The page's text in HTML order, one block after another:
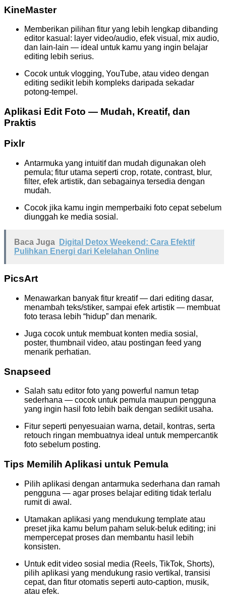
KineMaster
Memberikan pilihan fitur yang lebih lengkap dibanding
editor kasual: layer video/audio, efek visual, mix audio,
dan lain-lain — ideal untuk kamu yang ingin belajar
editing lebih serius.
Cocok untuk vlogging, YouTube, atau video dengan
editing sedikit lebih kompleks daripada sekadar
potong-tempel.
Aplikasi Edit Foto — Mudah, Kreatif, dan
Praktis
Pixlr
Antarmuka yang intuitif dan mudah digunakan oleh
pemula; fitur utama seperti crop, rotate, contrast, blur,
filter, efek artistik, dan sebagainya tersedia dengan
mudah.
Cocok jika kamu ingin memperbaiki foto cepat sebelum
diunggah ke media sosial.
Baca Juga
Digital Detox Weekend: Cara Efektif
Pulihkan Energi dari Kelelahan Online
PicsArt
Menawarkan banyak fitur kreatif — dari editing dasar,
menambah teks/stiker, sampai efek artistik — membuat
foto terasa lebih “hidup” dan menarik.
Juga cocok untuk membuat konten media sosial,
poster, thumbnail video, atau postingan feed yang
menarik perhatian.
Snapseed
Salah satu editor foto yang powerful namun tetap
sederhana — cocok untuk pemula maupun pengguna
yang ingin hasil foto lebih baik dengan sedikit usaha.
Fitur seperti penyesuaian warna, detail, kontras, serta
retouch ringan membuatnya ideal untuk mempercantik
foto sebelum posting.
Tips Memilih Aplikasi untuk Pemula
Pilih aplikasi dengan antarmuka sederhana dan ramah
pengguna — agar proses belajar editing tidak terlalu
rumit di awal.
Utamakan aplikasi yang mendukung template atau
preset jika kamu belum paham seluk-beluk editing; ini
mempercepat proses dan membantu hasil lebih
konsisten.
Untuk edit video sosial media (Reels, TikTok, Shorts),
pilih aplikasi yang mendukung rasio vertikal, transisi
cepat, dan fitur otomatis seperti auto-caption, musik,
atau efek.